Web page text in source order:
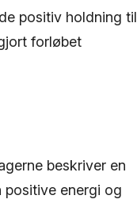
positiv holdning til
forløbet
beskriver en
positive energi og